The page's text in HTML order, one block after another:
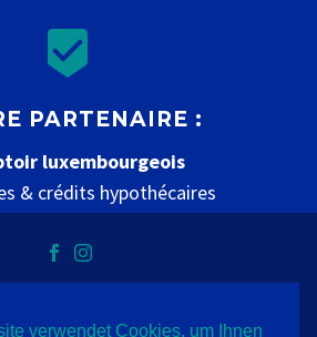


PARTENAIRE :
luxembourgeois
& crédits hypothécaires
verwendet Cookies, um Ihnen